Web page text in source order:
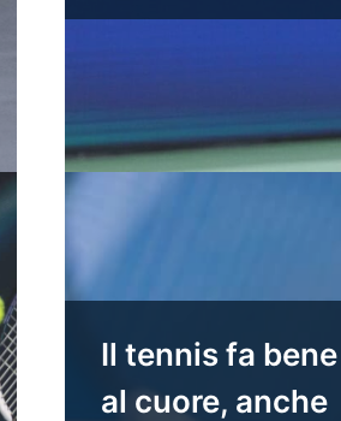
Il tennis fa bene
al cuore, anche